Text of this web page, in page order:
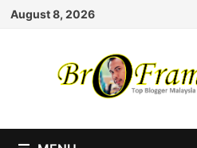
Skip
August 8, 2026